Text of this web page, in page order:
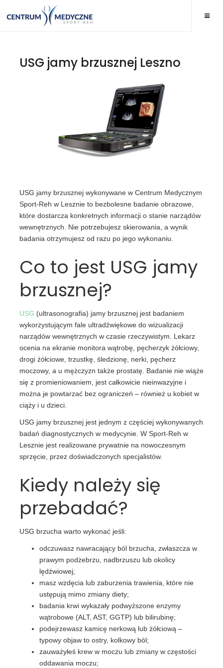
USG jamy brzusznej Leszno
USG jamy brzusznej wykonywane w Centrum Medycznym
Sport-Reh w Lesznie to bezbolesne badanie obrazowe,
które dostarcza konkretnych informacji o stanie narządów
wewnętrznych. Nie potrzebujesz skierowania, a wynik
badania otrzymujesz od razu po jego wykonaniu.
Co to jest USG jamy
brzusznej?
USG (ultrasonografia) jamy brzusznej jest badaniem
wykorzystującym fale ultradźwiękowe do wizualizacji
narządów wewnętrznych w czasie rzeczywistym. Lekarz
ocenia na ekranie monitora wątrobę, pęcherzyk żółciowy,
drogi żółciowe, trzustkę, śledzionę, nerki, pęcherz
moczowy, a u mężczyzn także prostatę. Badanie nie wiąże
się z promieniowaniem, jest całkowicie nieinwazyjne i
można je powtarzać bez ograniczeń – również u kobiet w
ciąży i u dzieci.
USG jamy brzusznej jest jednym z częściej wykonywanych
badań diagnostycznych w medycynie. W Sport-Reh w
Lesznie jest realizowane prywatnie na nowoczesnym
sprzęcie, przez doświadczonych specjalistów.
Kiedy należy się
przebadać?
USG brzucha warto wykonać jeśli:
odczuwasz nawracający ból brzucha, zwłaszcza w
prawym podżebrzu, nadbrzuszu lub okolicy
lędźwiowej;
masz wzdęcia lub zaburzenia trawienia, które nie
ustępują mimo zmiany diety;
badania krwi wykazały podwyższone enzymy
wątrobowe (ALT, AST, GGTP) lub bilirubinę;
podejrzewasz kamicę nerkową lub żółciową –
typowy objaw to ostry, kolkowy ból;
zauważyłeś krew w moczu lub zmiany w częstości
oddawania moczu;